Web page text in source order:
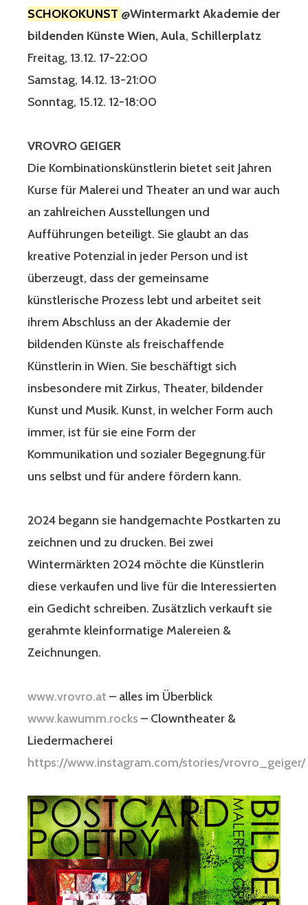
SCHOKOKUNST @Wintermarkt Akademie der
bildenden Künste Wien, Aula, Schillerplatz
Freitag, 13.12. 17-22:00
Samstag, 14.12. 13-21:00
Sonntag, 15.12. 12-18:00
VROVRO GEIGER
Die Kombinationskünstlerin bietet seit Jahren
Kurse für Malerei und Theater an und war auch
an zahlreichen Ausstellungen und
Aufführungen beteiligt. Sie glaubt an das
kreative Potenzial in jeder Person und ist
überzeugt, dass der gemeinsame
künstlerische Prozess lebt und arbeitet seit
ihrem Abschluss an der Akademie der
bildenden Künste als freischaffende
Künstlerin in Wien. Sie beschäftigt sich
insbesondere mit Zirkus, Theater, bildender
Kunst und Musik. Kunst, in welcher Form auch
immer, ist für sie eine Form der
Kommunikation und sozialer Begegnung.für
uns selbst und für andere fördern kann.
2024 begann sie handgemachte Postkarten zu
zeichnen und zu drucken. Bei zwei
Wintermärkten 2024 möchte die Künstlerin
diese verkaufen und live für die Interessierten
ein Gedicht schreiben. Zusätzlich verkauft sie
gerahmte kleinformatige Malereien &
Zeichnungen.
www.vrovro.at – alles im Überblick
www.kawumm.rocks – Clowntheater &
Liedermacherei
https://www.instagram.com/stories/vrovro_geiger/